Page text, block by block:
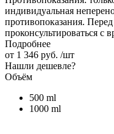
индивидуальная
противопоказания.
проконсультироваться с
Подробнее
от 1 346 руб. /шт
Нашли дешевле?
Объём
500 ml
1000 ml